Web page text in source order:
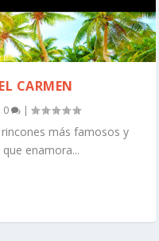
CARMEN
0 |
más famosos y
enamora...